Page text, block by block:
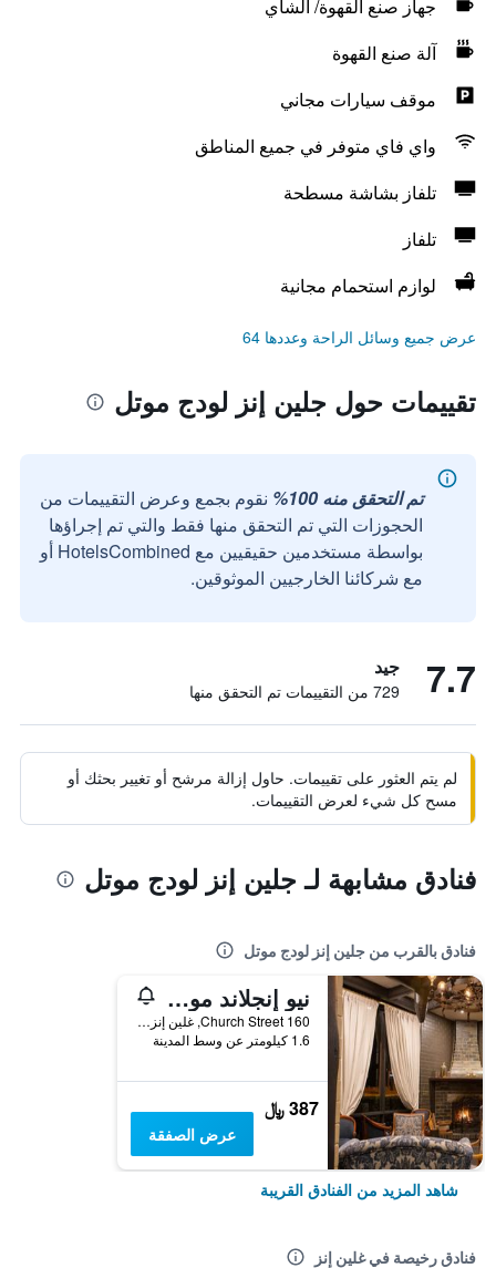
جهاز صنع القهوة/ الشاي
آلة صنع القهوة
موقف سيارات مجاني
واي فاي متوفر في جميع المناطق
تلفاز بشاشة مسطحة
تلفاز
لوازم استحمام مجانية
عرض جميع وسائل الراحة وعددها 64
تقييمات حول جلين إنز لودج موتل
تم التحقق منه 100%
نقوم بجمع وعرض التقييمات من
الحجوزات التي تم التحقق منها فقط والتي تم إجراؤها
بواسطة مستخدمين حقيقيين مع HotelsCombined أو
مع شركائنا الخارجيين الموثوقين.
7.7 جيد
729 من التقييمات تم التحقق منها
لم يتم العثور على تقييمات. حاول إزالة مرشح أو تغيير بحثك أو
مسح كل شيء لعرض التقييمات.
فنادق مشابهة لـ جلين إنز لودج موتل
فنادق بالقرب من جلين إنز لودج موتل
نيو إنجلاند موتور لودج
160 Church Street, غلين إنز, NSW, أستراليا
1.6 كيلومتر عن وسط المدينة
387 ﷼
عرض الصفقة
شاهد المزيد من الفنادق القريبة
فنادق رخيصة في غلين إنز